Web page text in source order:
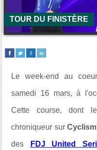
TOUR DU FINISTÈRE
Le week-end au
samedi 16 mars, à
Cette course, dont
chroniqueur sur
des FDJ United